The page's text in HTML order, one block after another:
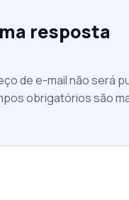
resposta
de e-mail não será
obrigatórios são